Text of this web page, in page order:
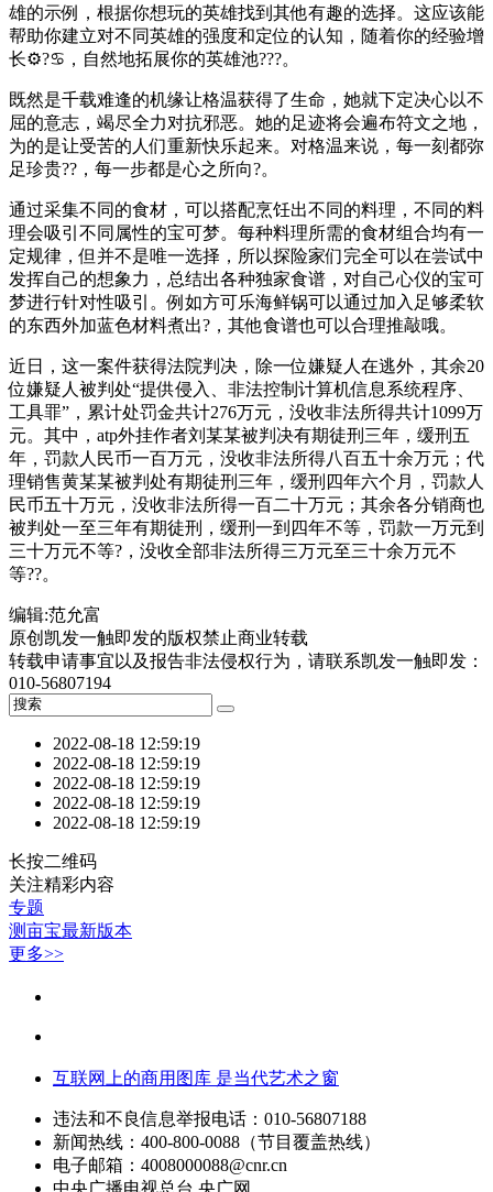
雄的示例，根据你想玩的英雄找到其他有趣的选择。这应该能
帮助你建立对不同英雄的强度和定位的认知，随着你的经验增
长⚙?♋，自然地拓展你的英雄池???。
既然是千载难逢的机缘让格温获得了生命，她就下定决心以不
屈的意志，竭尽全力对抗邪恶。她的足迹将会遍布符文之地，
为的是让受苦的人们重新快乐起来。对格温来说，每一刻都弥
足珍贵??，每一步都是心之所向?。​​​​
通过采集不同的食材，可以搭配烹饪出不同的料理，不同的料
理会吸引不同属性的宝可梦。每种料理所需的食材组合均有一
定规律，但并不是唯一选择，所以探险家们完全可以在尝试中
发挥自己的想象力，总结出各种独家食谱，对自己心仪的宝可
梦进行针对性吸引。例如方可乐海鲜锅可以通过加入足够柔软
的东西外加蓝色材料煮出?，其他食谱也可以合理推敲哦。
近日，这一案件获得法院判决，除一位嫌疑人在逃外，其余20
位嫌疑人被判处“提供侵入、非法控制计算机信息系统程序、
工具罪”，累计处罚金共计276万元，没收非法所得共计1099万
元。其中，atp外挂作者刘某某被判决有期徒刑三年，缓刑五
年，罚款人民币一百万元，没收非法所得八百五十余万元；代
理销售黄某某被判处有期徒刑三年，缓刑四年六个月，罚款人
民币五十万元，没收非法所得一百二十万元；其余各分销商也
被判处一至三年有期徒刑，缓刑一到四年不等，罚款一万元到
三十万元不等?，没收全部非法所得三万元至三十余万元不
等??。
编辑:范允富
原创凯发一触即发的版权禁止商业转载
转载申请事宜以及报告非法侵权行为，请联系凯发一触即发：
010-56807194
2022-08-18 12:59:19
2022-08-18 12:59:19
2022-08-18 12:59:19
2022-08-18 12:59:19
2022-08-18 12:59:19
长按二维码
关注精彩内容
专题
测亩宝最新版本
更多>>
互联网上的商用图库 是当代艺术之窗
违法和不良信息举报电话：010-56807188
新闻热线：400-800-0088（节目覆盖热线）
电子邮箱： 4008000088@cnr.cn
中央广播电视总台 央广网